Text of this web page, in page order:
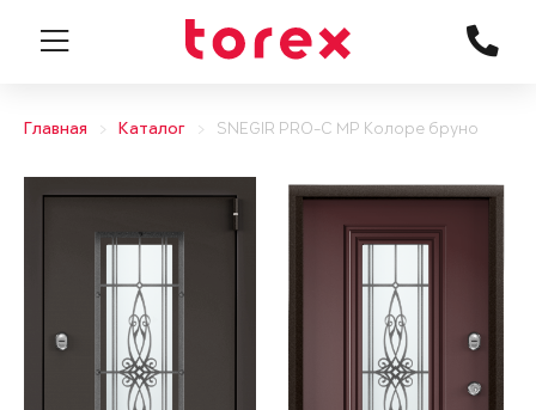
Главная Каталог SNEGIR PRO-C MP Колоре бруно